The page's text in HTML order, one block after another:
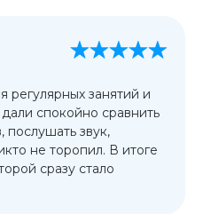
регулярных занятий и
спокойно сравнить
послушать звук,
не торопил. В итоге
сразу стало